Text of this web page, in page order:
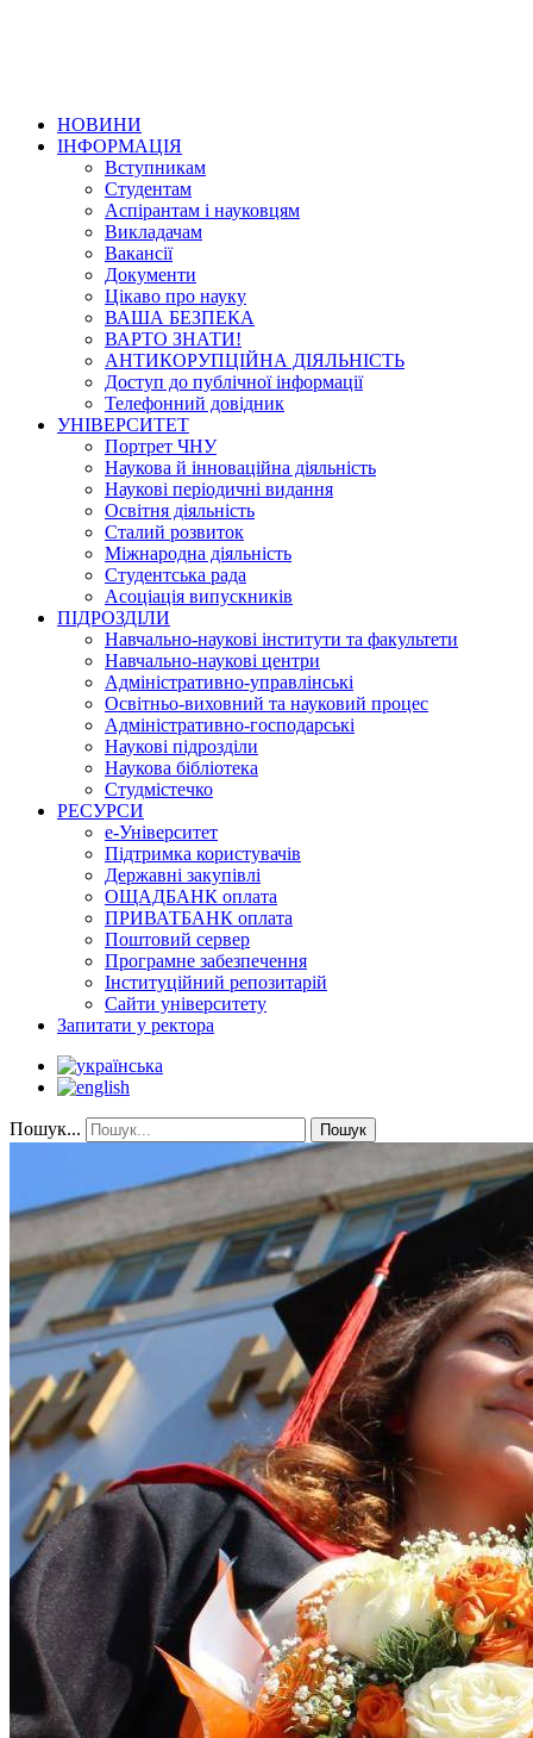
НОВИНИ
ІНФОРМАЦІЯ
Вступникам
Студентам
Аспірантам і науковцям
Викладачам
Вакансії
Документи
Цікаво про науку
ВАША БЕЗПЕКА
ВАРТО ЗНАТИ!
АНТИКОРУПЦІЙНА ДІЯЛЬНІСТЬ
Доступ до публічної інформації
Телефонний довідник
УНІВЕРСИТЕТ
Портрет ЧНУ
Наукова й інноваційна діяльність
Наукові періодичні видання
Освітня діяльність
Сталий розвиток
Міжнародна діяльність
Студентська рада
Асоціація випускників
ПІДРОЗДІЛИ
Навчально-наукові інститути та факультети
Навчально-наукові центри
Адміністративно-управлінські
Освітньо-виховний та науковий процес
Адміністративно-господарські
Наукові підрозділи
Наукова бібліотека
Студмістечко
РЕСУРСИ
е-Університет
Підтримка користувачів
Державні закупівлі
ОЩАДБАНК оплата
ПРИВАТБАНК оплата
Поштовий сервер
Програмне забезпечення
Інституційний репозитарій
Сайти університету
Запитати у ректора
Пошук... Пошук